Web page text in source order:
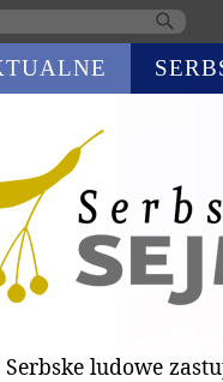
Serbske ludowe